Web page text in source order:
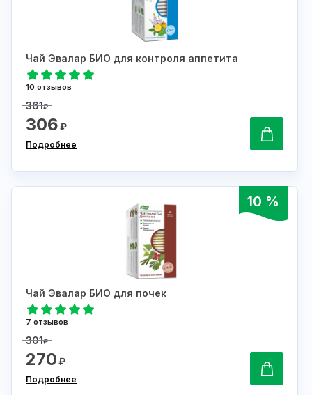
Чай Эвалар БИО для контроля аппетита
10 отзывов
361₽
306₽
Подробнее
10 %
Чай Эвалар БИО для почек
7 отзывов
301₽
270₽
Подробнее